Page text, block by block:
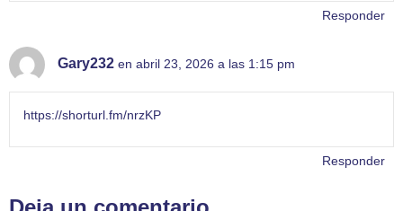
Responder
Gary232 en abril 23, 2026 a las 1:15 pm
https://shorturl.fm/nrzKP
Responder